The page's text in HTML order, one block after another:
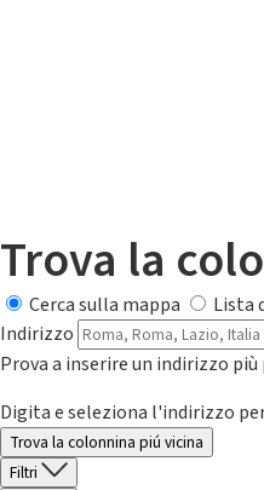
Trova la
Cerca sulla mappa
Lista
Indirizzo
Prova a inserire un indirizzo più
Digita e seleziona l'indirizzo
Trova la colonnina piú vicina
Filtri